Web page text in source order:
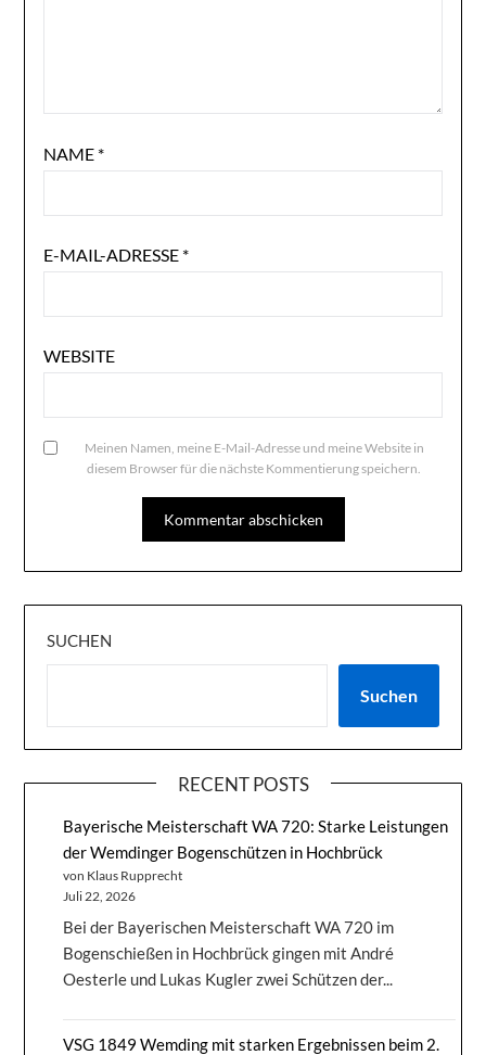
NAME *
E-MAIL-ADRESSE *
WEBSITE
Meinen Namen, meine E-Mail-Adresse und meine Website in
diesem Browser für die nächste Kommentierung speichern.
SUCHEN
Suchen
RECENT POSTS
Bayerische Meisterschaft WA 720: Starke Leistungen
der Wemdinger Bogenschützen in Hochbrück
von Klaus Rupprecht
Juli 22, 2026
Bei der Bayerischen Meisterschaft WA 720 im
Bogenschießen in Hochbrück gingen mit André
Oesterle und Lukas Kugler zwei Schützen der...
VSG 1849 Wemding mit starken Ergebnissen beim 2.